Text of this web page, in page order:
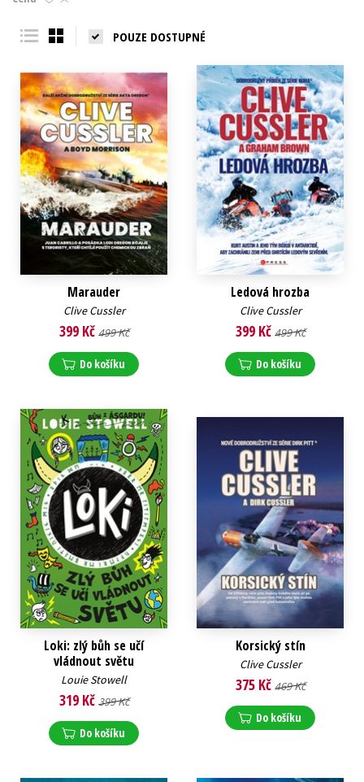
Young adult (SK)
POUZE DOSTUPNÉ
Marauder
Clive Cussler
399 Kč 499 Kč
Do košíku
Ledová hrozba
Clive Cussler
399 Kč 499 Kč
Do košíku
Loki: zlý bůh se učí
vládnout světu
Louie Stowell
319 Kč 399 Kč
Do košíku
Korsický stín
Clive Cussler
375 Kč 469 Kč
Do košíku